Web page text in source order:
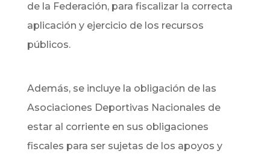
de la Federación, para fiscalizar la correcta
aplicación y ejercicio de los recursos
públicos.
Además, se incluye la obligación de las
Asociaciones Deportivas Nacionales de
estar al corriente en sus obligaciones
fiscales para ser sujetas de los apoyos y